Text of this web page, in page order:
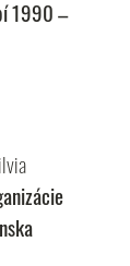
1990 –